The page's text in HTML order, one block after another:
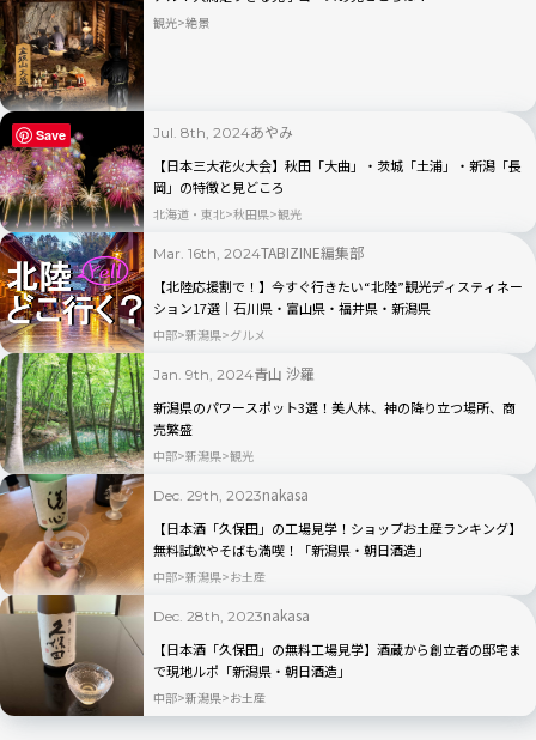
観光 絶景
Jul. 8th, 2024あやみ
【日本三大花火大会】秋田「大曲」・茨城「土浦」・新潟「長
岡」の特徴と見どころ
北海道・東北 秋田県 観光
Mar. 16th, 2024TABIZINE編集部
【北陸応援割で！】今すぐ行きたい“北陸”観光ディスティネー
ション17選｜石川県・富山県・福井県・新潟県
中部 新潟県 グルメ
Jan. 9th, 2024青山 沙羅
新潟県のパワースポット3選！美人林、神の降り立つ場所、商
売繁盛
中部 新潟県 観光
Dec. 29th, 2023nakasa
【日本酒「久保田」の工場見学！ショップお土産ランキング】
無料試飲やそばも満喫！「新潟県・朝日酒造」
中部 新潟県 お土産
Dec. 28th, 2023nakasa
【日本酒「久保田」の無料工場見学】酒蔵から創立者の邸宅ま
で現地ルポ「新潟県・朝日酒造」
中部 新潟県 お土産
Save